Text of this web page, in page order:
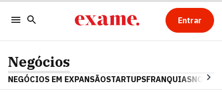
Entrar
Negócios
NEGÓCIOS EM EXPANSÃOSTARTUPSFRANQUIAS